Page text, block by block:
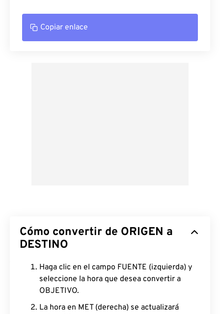
Copiar enlace
Cómo convertir de ORIGEN a
DESTINO
Haga clic en el campo FUENTE (izquierda) y
seleccione la hora que desea convertir a
OBJETIVO.
La hora en MET (derecha) se actualizará